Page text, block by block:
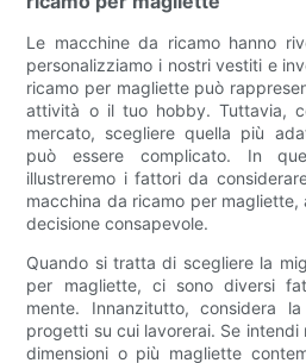
Le macchine da ricamo hanno
personalizziamo i nostri vestiti e
ricamo per magliette può
attività o il tuo hobby. Tuttavia,
mercato, scegliere quella più
può essere complicato. In
illustreremo i fattori da
macchina da ricamo per
decisione consapevole.
Quando si tratta di scegliere la
per magliette, ci sono diversi
mente. Innanzitutto, considera
progetti su cui lavorerai. Se
dimensioni o più magliette